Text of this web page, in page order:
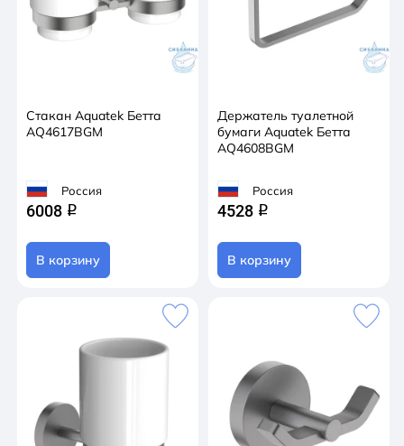
Стакан Aquatek Бетта
AQ4617BGM
Россия
6008 q
В корзину
Держатель туалетной
бумаги Aquatek Бетта
AQ4608BGM
Россия
4528 q
В корзину